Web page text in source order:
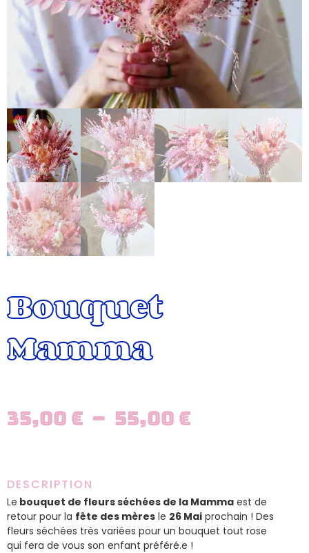
Bouquet
Mamma
35,00 € – 55,00 €
DESCRIPTION
Le bouquet de fleurs séchées de la Mamma est de
retour pour la fête des mères le 26 Mai prochain ! Des
fleurs séchées très variées pour un bouquet tout rose
qui fera de vous son enfant préféré.e !